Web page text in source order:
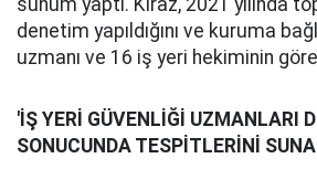
sunum yaptı. Kiraz, 2021 yılında
denetim yapıldığını ve kuruma
uzmanı ve 16 iş yeri hekiminin
'İŞ YERİ GÜVENLİĞİ UZMANLARI
SONUCUNDA TESPİTLERİNİ